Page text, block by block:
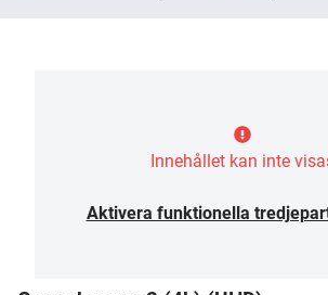
Innehållet kan inte
Aktivera funktionella